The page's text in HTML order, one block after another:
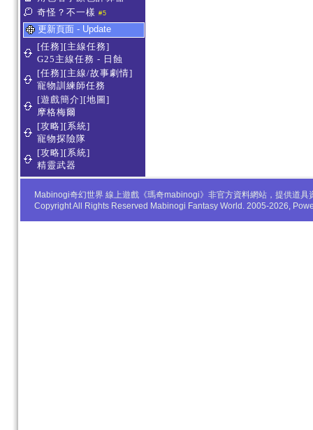
奇怪？不一樣 #5
更新頁面 - Update
[任務][主線任務]
G25主線任務 - 日蝕
[任務][主線/故事劇情]
寵物訓練師任務
[遊戲簡介][地圖]
摩格梅爾
[攻略][系統]
寵物探險隊
[攻略][系統]
精靈武器
Mabinogi奇幻世界 線上遊戲《瑪奇mabinogi》非官方資料網站，提供道
Copyright All Rights Reserved Mabinogi Fantasy World. 2005-2026,